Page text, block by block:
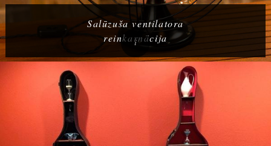
Salūzuša ventilatora
reinkarnācija